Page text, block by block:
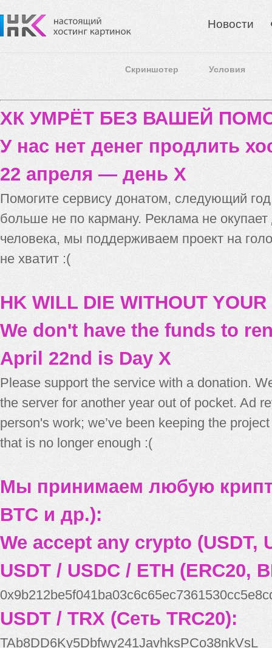
Новости
Скриншотер Условия
ХК УМРЁТ БЕЗ ВАШЕЙ
У нас нет денег продлить
22 апреля — день X
Помогите сервису донатом, следующий
больше не по карману. Реклама не
человека, мы поддерживаем проект на
не хватит :(
HK WILL DIE WITHOUT
We don't have the funds to
April 22nd is Day X
Please support the service with a donation.
the server for another year out of pocket. Ad
person's work; we’ve been keeping the
that is no longer enough :(
Мы принимаем любую
BTC и др.):
We accept any crypto (USDT,
USDT / USDC / ETH (ERC20,
USDT / TRX (Сеть TRC20):
TAb8DD6Ky5Dbfwy241JavhksPCo38nkVsL